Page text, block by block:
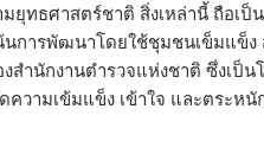
ทธศาสตร์ชาติ สิ่งเหล่านี้ ถือเป็
การพัฒนาโดยใช้ชุมชนเข็มแข็ง
ำนักงานตำรวจแห่งชาติ ซึ่งเป็
ความเข้มแข็ง เข้าใจ และตระห